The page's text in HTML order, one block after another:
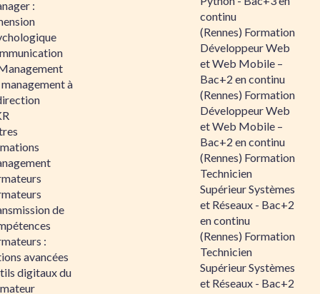
:
à
de
:
avancées
digitaux du
continu
(Rennes) Formation
Développeur Web
et Web Mobile –
Bac+2 en continu
(Rennes) Formation
Développeur Web
et Web Mobile –
Bac+2 en continu
(Rennes) Formation
Technicien
Supérieur Systèmes
et Réseaux - Bac+2
en continu
(Rennes) Formation
Technicien
Supérieur Systèmes
et Réseaux - Bac+2